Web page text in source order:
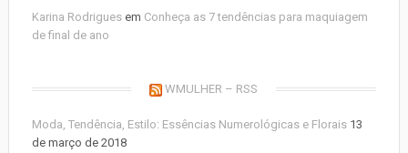
Karina Rodriguesem Conheça as 7 tendências para maquiagem
de final de ano
WMULHER – RSS
Moda, Tendência, Estilo: Essências Numerológicas e Florais 13
de março de 2018